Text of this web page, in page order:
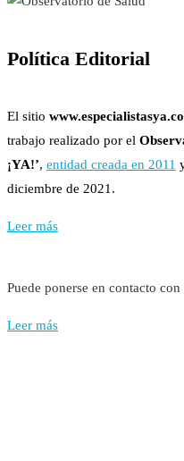
Política Editorial
El sitio
trabajo realizado por el
¡YA!’, entidad creada en 2011
diciembre de 2021.
Leer más
Puede ponerse en contacto
Leer más